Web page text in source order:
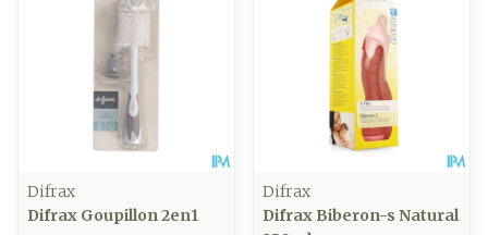
Difrax
Difrax Goupillon 2en1
Difrax
Difrax Biberon-s Natural